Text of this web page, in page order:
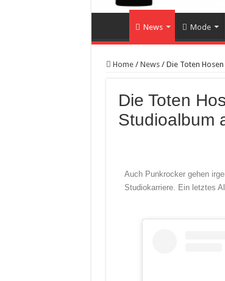
News Mode
Home / News / Die Toten
Die Toten
Studioalbum
Auch Punkrocker gehen
Studiokarriere. Ein letztes